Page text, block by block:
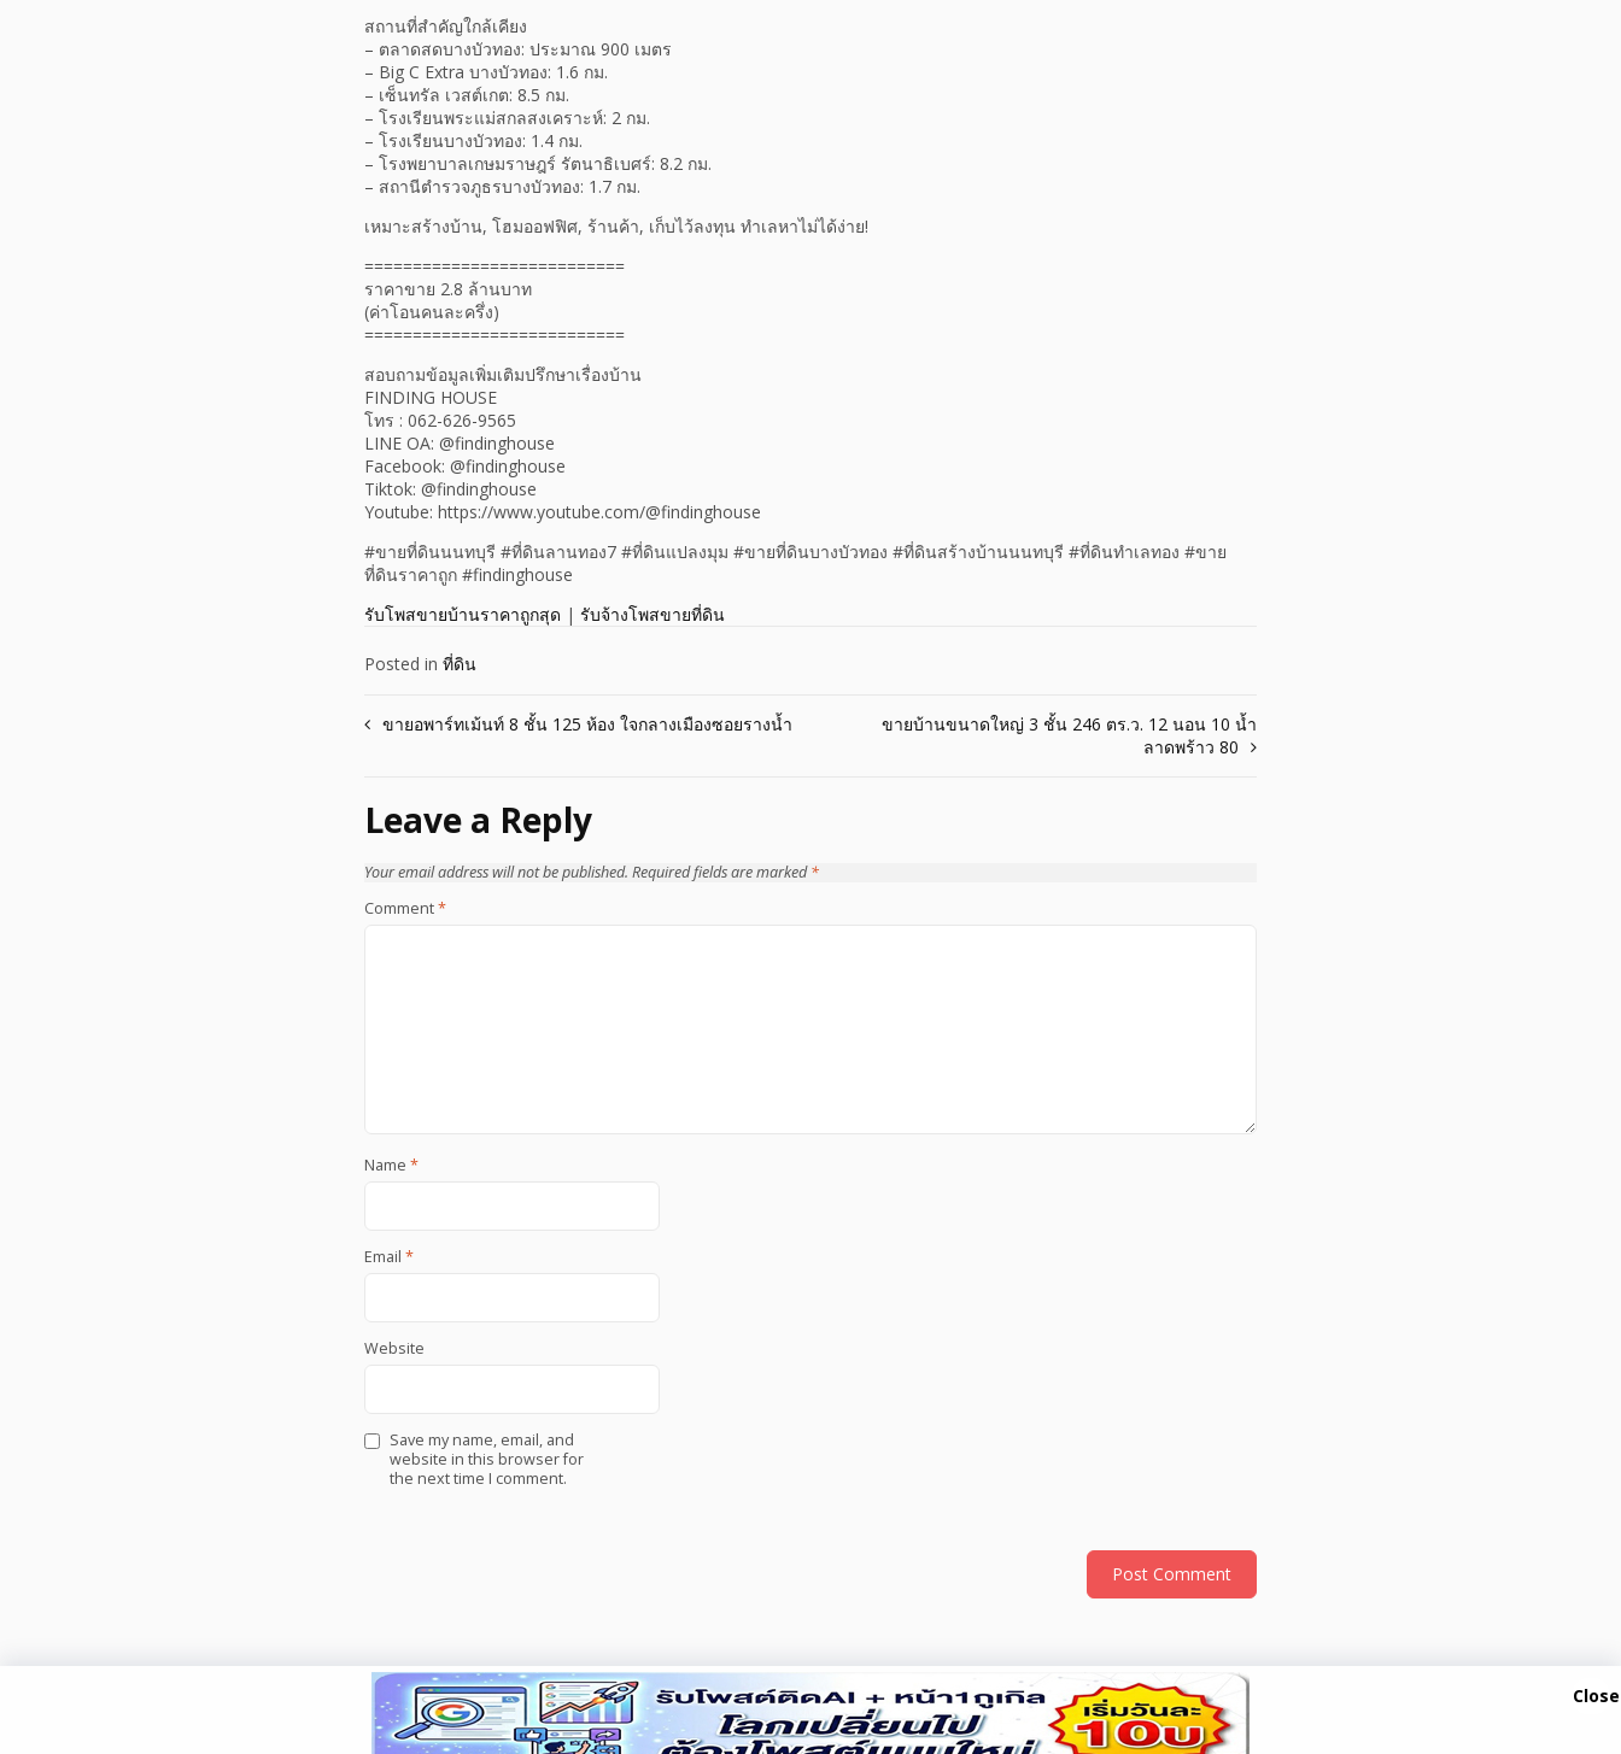
สถานที่สำคัญใกล้เคียง
– ตลาดสดบางบัวทอง: ประมาณ 900 เมตร
– Big C Extra บางบัวทอง: 1.6 กม.
– เซ็นทรัล เวสต์เกต: 8.5 กม.
– โรงเรียนพระแม่สกลสงเคราะห์: 2 กม.
– โรงเรียนบางบัวทอง: 1.4 กม.
– โรงพยาบาลเกษมราษฎร์ รัตนาธิเบศร์: 8.2 กม.
– สถานีตำรวจภูธรบางบัวทอง: 1.7 กม.
เหมาะสร้างบ้าน, โฮมออฟฟิศ, ร้านค้า, เก็บไว้ลงทุน ทำเลหาไม่ได้ง่าย!
===========================
ราคาขาย 2.8 ล้านบาท
(ค่าโอนคนละครึ่ง)
===========================
สอบถามข้อมูลเพิ่มเติมปรึกษาเรื่องบ้าน
FINDING HOUSE
โทร : 062-626-9565
LINE OA: @findinghouse
Facebook: @findinghouse
Tiktok: @findinghouse
Youtube: https://www.youtube.com/@findinghouse
#ขายที่ดินนนทบุรี #ที่ดินลานทอง7 #ที่ดินแปลงมุม #ขายที่ดินบางบัวทอง #ที่ดินสร้างบ้านนนทบุรี #ที่ดินทำเลทอง #ขาย
ที่ดินราคาถูก #findinghouse
รับโพสขายบ้านราคาถูกสุด | รับจ้างโพสขายที่ดิน
Posted in ที่ดิน
Post
ขายอพาร์ทเม้นท์ 8 ชั้น 125 ห้อง ใจกลางเมืองซอยรางน้ำ
ขายบ้านขนาดใหญ่ 3 ชั้น 246 ตร.ว. 12 นอน 10 น้ำ
ลาดพร้าว 80
Leave a Reply
Your email address will not be published. Required fields are marked*
Comment*
Name *
Email *
Website
Save my name, email, and
website in this browser for
the next time I comment.
Close